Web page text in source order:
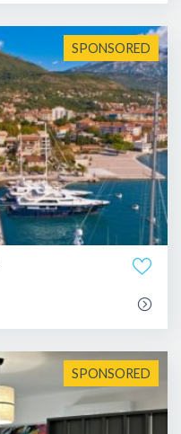
SPONSORED
SPONSORED